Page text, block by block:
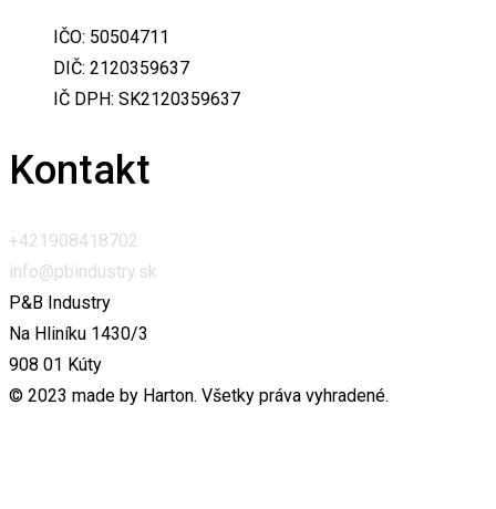
IČO: 50504711
DIČ: 2120359637
IČ DPH: SK2120359637
Kontakt
+421908418702
info@pbindustry.sk
P&B Industry
Na Hliníku 1430/3
908 01 Kúty
© 2023 made by Harton. Všetky práva vyhradené.